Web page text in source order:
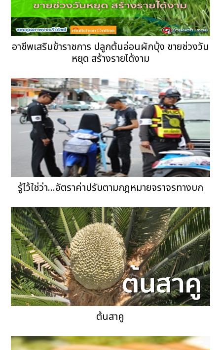
อาชีพเสริมข้าราชการ ปลูกต้นอ่อนผักบุ้ง ขายช่วงวัน
หยุด สร้างรายได้งาม
รู้ไว้ใช่ว่า...อัตราค่าปรับตามกฎหมายจราจรทางบก
ต้นสาคู